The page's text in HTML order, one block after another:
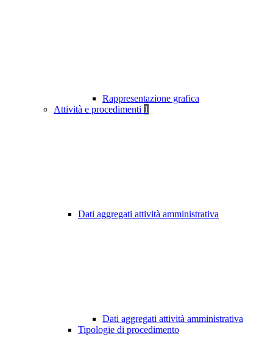
Rappresentazione grafica
Attività e procedimenti 1
Dati aggregati attività amministrativa
Dati aggregati attività amministrativa
Tipologie di procedimento